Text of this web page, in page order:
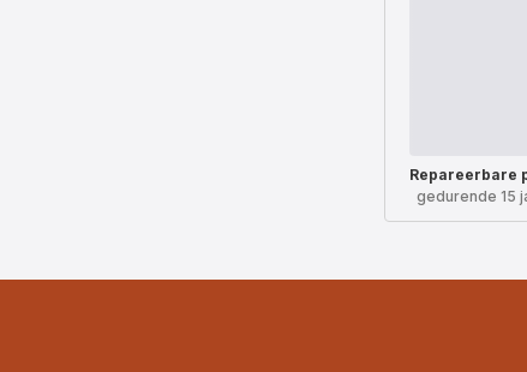
Repareerbare
gedurende 15